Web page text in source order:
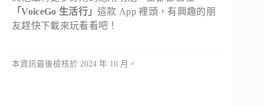
「VoiceGo 生活行」這款 App 裡頭，有興趣的朋
友趕快下載來玩看看吧！
本資訊最後檢核於 2024 年 10 月。